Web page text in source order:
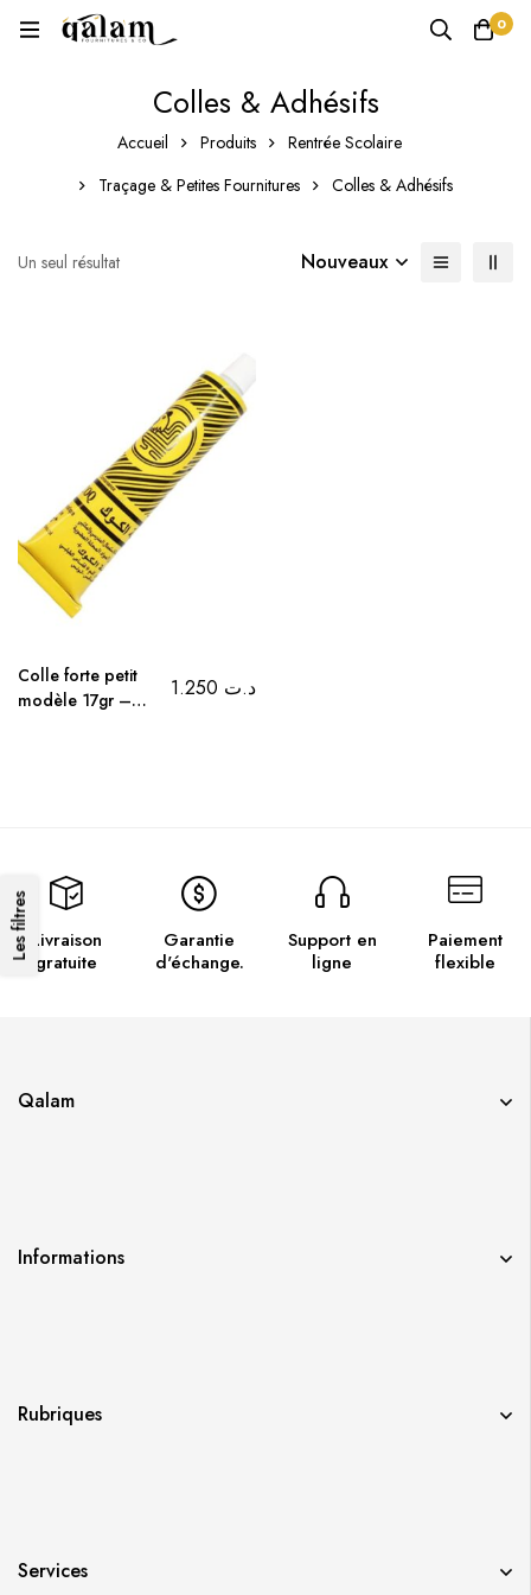
0
Colles & Adhésifs
Accueil Produits
Rentrée Scolaire
Traçage & Petites Fournitures
Colles & Adhésifs
Les filtres
Un seul résultat Nouveaux
Colle forte petit
modèle 17gr –
د.ت
Livraison
gratuite
Garantie
d'échange.
Support en
ligne
Paiement
flexible
Qalam
Informations
Rubriques
Services